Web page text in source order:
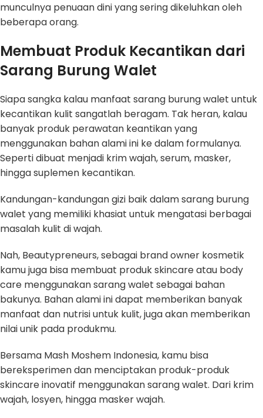
munculnya penuaan dini yang sering dikeluhkan oleh
beberapa orang.
Membuat Produk Kecantikan dari
Sarang Burung Walet
Siapa sangka kalau manfaat sarang burung walet untuk
kecantikan kulit sangatlah beragam. Tak heran, kalau
banyak produk perawatan keantikan yang
menggunakan bahan alami ini ke dalam formulanya.
Seperti dibuat menjadi krim wajah, serum, masker,
hingga suplemen kecantikan.
Kandungan-kandungan gizi baik dalam sarang burung
walet yang memiliki khasiat untuk mengatasi berbagai
masalah kulit di wajah.
Nah, Beautypreneurs, sebagai brand owner kosmetik
kamu juga bisa membuat produk skincare atau body
care menggunakan sarang walet sebagai bahan
bakunya. Bahan alami ini dapat memberikan banyak
manfaat dan nutrisi untuk kulit, juga akan memberikan
nilai unik pada produkmu.
Bersama Mash Moshem Indonesia, kamu bisa
bereksperimen dan menciptakan produk-produk
skincare inovatif menggunakan sarang walet. Dari krim
wajah, losyen, hingga masker wajah.